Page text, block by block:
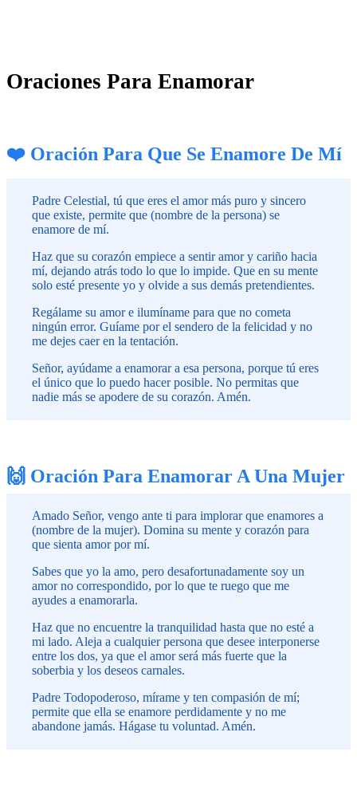
Oraciones Para Enamorar
❤️ Oración Para Que Se Enamore De Mí
Padre Celestial, tú que eres el amor más puro y sincero
que existe, permite que (nombre de la persona) se
enamore de mí.
Haz que su corazón empiece a sentir amor y cariño hacia
mí, dejando atrás todo lo que lo impide. Que en su mente
solo esté presente yo y olvide a sus demás pretendientes.
Regálame su amor e ilumíname para que no cometa
ningún error. Guíame por el sendero de la felicidad y no
me dejes caer en la tentación.
Señor, ayúdame a enamorar a esa persona, porque tú eres
el único que lo puedo hacer posible. No permitas que
nadie más se apodere de su corazón. Amén.
🙌 Oración Para Enamorar A Una Mujer
Amado Señor, vengo ante ti para implorar que enamores a
(nombre de la mujer). Domina su mente y corazón para
que sienta amor por mí.
Sabes que yo la amo, pero desafortunadamente soy un
amor no correspondido, por lo que te ruego que me
ayudes a enamorarla.
Haz que no encuentre la tranquilidad hasta que no esté a
mi lado. Aleja a cualquier persona que desee interponerse
entre los dos, ya que el amor será más fuerte que la
soberbia y los deseos carnales.
Padre Todopoderoso, mírame y ten compasión de mí;
permite que ella se enamore perdidamente y no me
abandone jamás. Hágase tu voluntad. Amén.